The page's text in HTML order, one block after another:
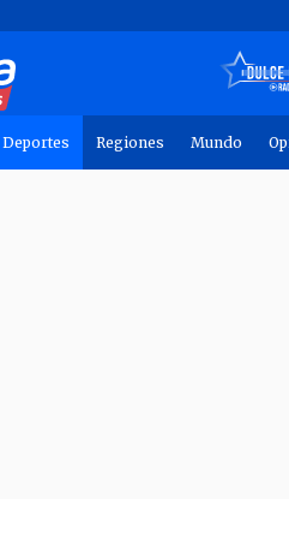
Deportes Regiones Mundo